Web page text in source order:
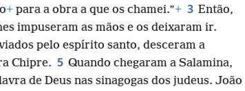
+ para a obra a que os chamei.”+ 3 Então,
impuseram as mãos e os deixaram ir.
pelo espírito santo, desceram a
Chipre. 5 Quando chegaram a Salamina,
de Deus nas sinagogas dos judeus. João